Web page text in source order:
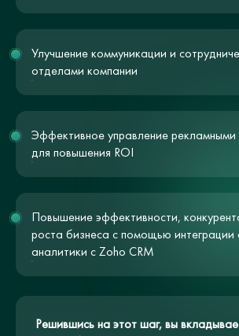
Улучшение коммуникации и
отделами компании
Эффективное управление рекламными
для повышения ROI
Повышение эффективности,
роста бизнеса с помощью интеграции
аналитики с Zoho CRM
Решившись на этот шаг, вы